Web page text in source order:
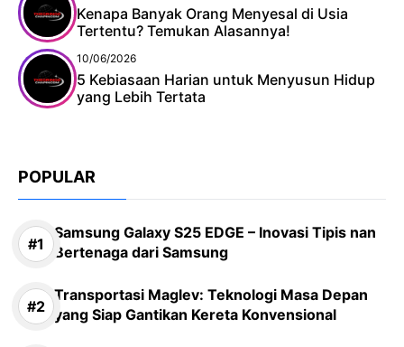
Kenapa Banyak Orang Menyesal di Usia
Tertentu? Temukan Alasannya!
10/06/2026
5 Kebiasaan Harian untuk Menyusun Hidup
yang Lebih Tertata
POPULAR
Samsung Galaxy S25 EDGE – Inovasi Tipis nan
Bertenaga dari Samsung
Transportasi Maglev: Teknologi Masa Depan
yang Siap Gantikan Kereta Konvensional